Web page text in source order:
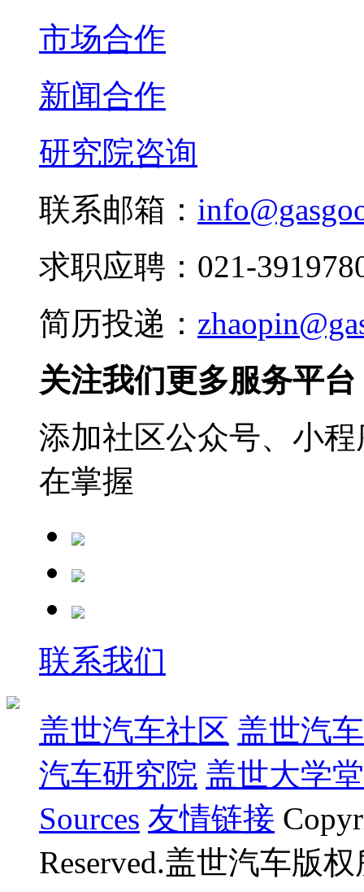
市场合作
新闻合作
研究院咨询
联系邮箱：
求职应聘：021-
简历投递：
关注我们更多服务平台
添加社区公众号、小
在掌握
联系我们
盖世汽车社区 盖世汽
汽车研究院 盖世大学堂
Sources 友情链接
Reserved.盖世汽车版